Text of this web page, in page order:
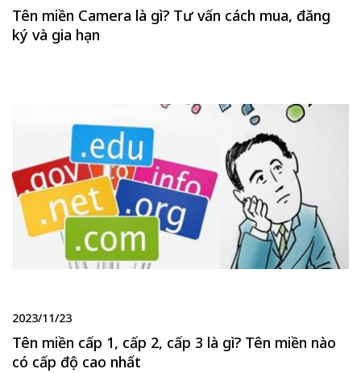
Tên miền Camera là gì? Tư vấn cách mua, đăng
ký và gia hạn
2023/11/23
Tên miền cấp 1, cấp 2, cấp 3 là gì? Tên miền nào
có cấp độ cao nhất